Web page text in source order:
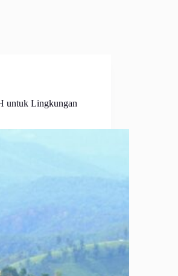
untuk Lingkungan